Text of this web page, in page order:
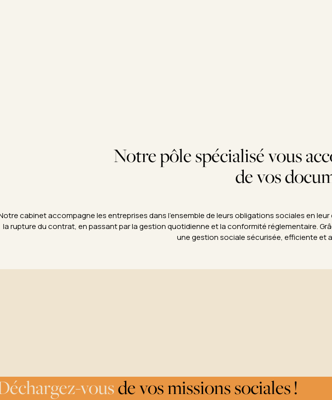
Notre pôle spécialisé vous
de vos
cabinet accompagne les entreprises dans l’ensemble de leurs obligations sociales en
la rupture du contrat, en passant par la gestion quotidienne et la conformité réglementaire.
une gestion sociale sécurisée, efficiente et
vousde vos missions sociales !